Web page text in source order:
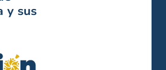
y sus